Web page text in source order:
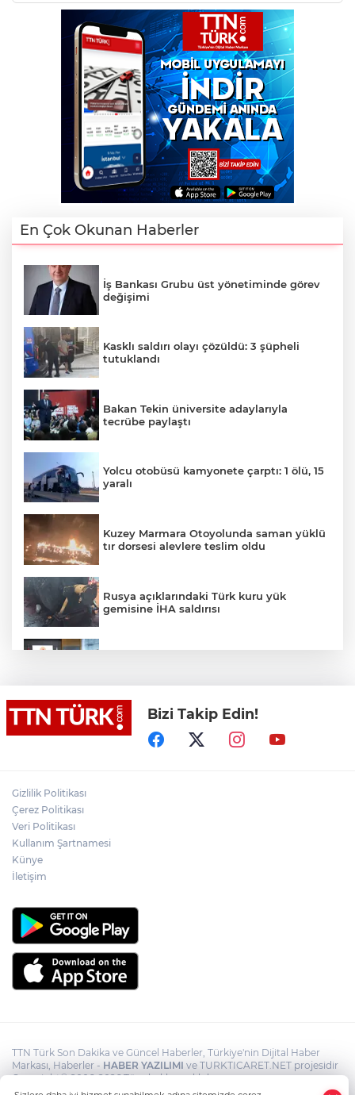
En Çok Okunan Haberler
İş Bankası Grubu üst yönetiminde görev
değişimi
Kasklı saldırı olayı çözüldü: 3 şüpheli
tutuklandı
Bakan Tekin üniversite adaylarıyla
tecrübe paylaştı
Yolcu otobüsü kamyonete çarptı: 1 ölü, 15
yaralı
Kuzey Marmara Otoyolunda saman yüklü
tır dorsesi alevlere teslim oldu
Rusya açıklarındaki Türk kuru yük
gemisine İHA saldırısı
Lukaku Fener’e mi, Beşiktaş’a mı geliyor?
Rojin Kabaiş, Hiranur Nilgün Aygar ve
Kıvanç Uman’ın ailelerini hedef alam
Bizi Takip Edin!
Gizlilik Politikası
Çerez Politikası
Veri Politikası
Kullanım Şartnamesi
Künye
İletişim
TTN Türk Son Dakika ve Güncel Haberler, Türkiye'nin Dijital Haber
Markası, Haberler - HABER YAZILIMI ve TURKTICARET.NET projesidir
Copyright© 2006-2026 Tüm hakları saklıdır.